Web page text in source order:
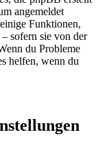
angemeldet
Funktionen,
sofern sie von der
du Probleme
helfen, wenn du